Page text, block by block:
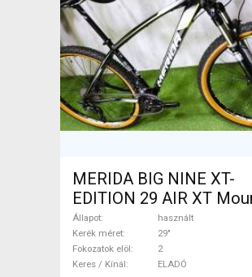
MERIDA BIG NINE XT-
EDITION 29 AIR XT
Bike 29" elöl teleszkópos
használt ELADÓ
Állapot
használt
Kerék méret
29"
Fokozatok elöl
2
Keres / Kínál
ELADÓ